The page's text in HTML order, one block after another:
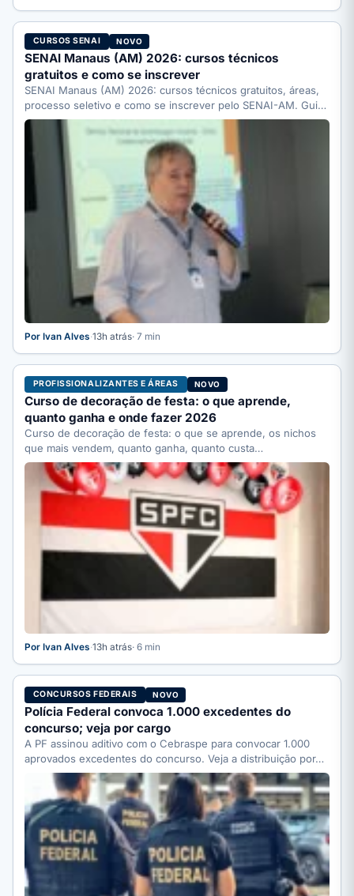
CURSOS SENAI NOVO
SENAI Manaus (AM) 2026: cursos técnicos
gratuitos e como se inscrever
SENAI Manaus (AM) 2026: cursos técnicos gratuitos, áreas,
processo seletivo e como se inscrever pelo SENAI-AM. Guia
completo.
Por Ivan Alves·13h atrás· 7 min
PROFISSIONALIZANTES E ÁREAS NOVO
Curso de decoração de festa: o que aprende,
quanto ganha e onde fazer 2026
Curso de decoração de festa: o que se aprende, os nichos
que mais vendem, quanto ganha, quanto custa…
Por Ivan Alves·13h atrás· 6 min
CONCURSOS FEDERAIS NOVO
Polícia Federal convoca 1.000 excedentes do
concurso; veja por cargo
A PF assinou aditivo com o Cebraspe para convocar 1.000
aprovados excedentes do concurso. Veja a distribuição por…